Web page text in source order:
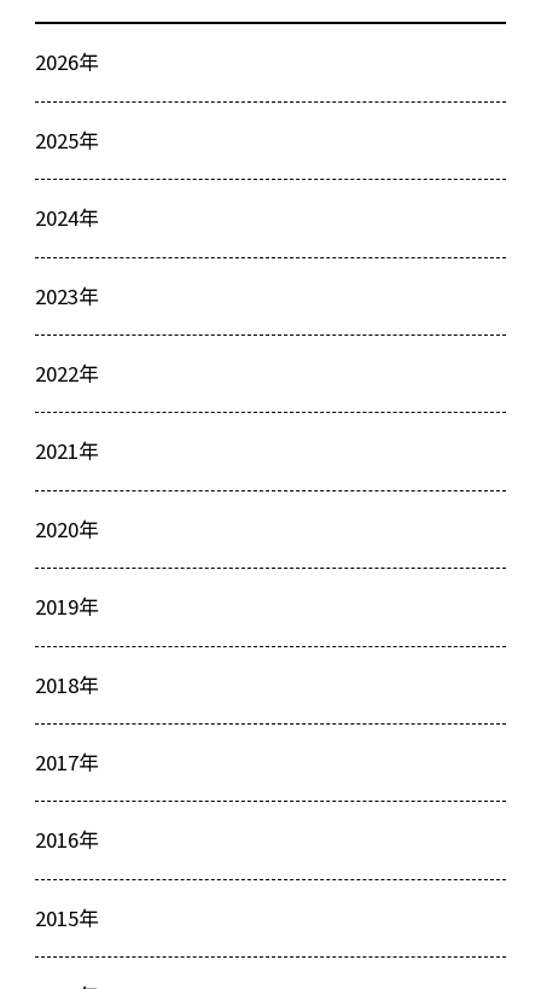
2026年
2025年
2024年
2023年
2022年
2021年
2020年
2019年
2018年
2017年
2016年
2015年